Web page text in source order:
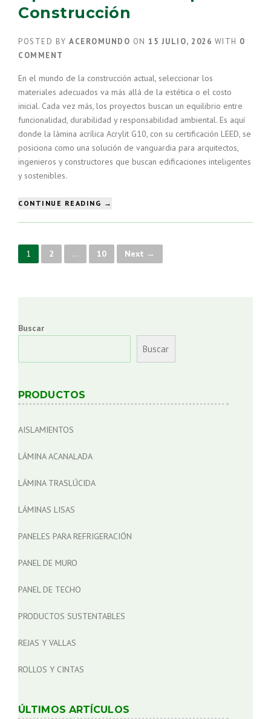
ELEGIR
MEJOR
Construcción
POSTED BY ACEROMUNDO ON 15 JULIO, 2026 WITH 0
COMMENT
En el mundo de la construcción actual, seleccionar los
materiales adecuados va más allá de la estética o el costo
inicial. Cada vez más, los proyectos buscan un equilibrio entre
funcionalidad, durabilidad y responsabilidad ambiental. Es aquí
donde la lámina acrílica Acrylit G10, con su certificación LEED, se
posiciona como una solución de vanguardia para arquitectos,
ingenieros y constructores que buscan edificaciones inteligentes
y sostenibles.
CONTINUE READING “LÁMINA
LEED:
LA
→
P
t
a
v
t
i
o
n
1 2 … 10 Next →
Buscar
Buscar
PRODUCTOS
AISLAMIENTOS
LÁMINA ACANALADA
LÁMINA TRASLÚCIDA
LÁMINAS LISAS
PANELES PARA REFRIGERACIÓN
PANEL DE MURO
PANEL DE TECHO
PRODUCTOS SUSTENTABLES
REJAS Y VALLAS
ROLLOS Y CINTAS
ÚLTIMOS ARTÍCULOS